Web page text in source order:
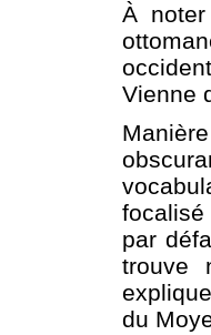
À
Vienne
par
trouve
du